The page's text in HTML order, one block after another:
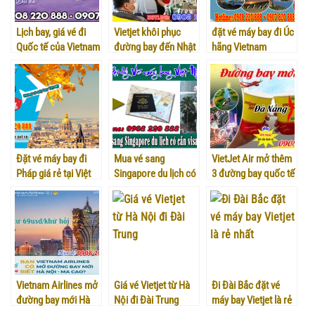
Lịch bay, giá vé đi
Quốc tế của Vietnam
Airlines
Vietjet khôi phục
đường bay đến Nhật
Bản, Hàn Quốc,
Singapore, Đài Loan,
Thái Lan
đặt vé máy bay đi Úc
hãng Vietnam
Airlines ở đâu?
Đặt vé máy bay đi
Pháp giá rẻ tại Việt
Mỹ
Mua vé sang
Singapore du lịch có
cần visa không?
VietJet Air mở thêm
3 đường bay quốc tế
mới từ Đà Nẵng
Vietnam Airlines mở
đường bay mới Hà
Giá vé Vietjet từ Hà
Nội đi Đài Trung
Đi Đài Bắc đặt vé
máy bay Vietjet là rẻ